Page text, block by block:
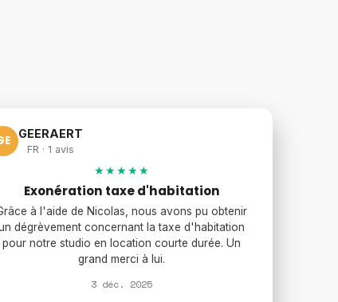
GEERAERT
FR · 1 avis
★★★★★
Exonération taxe d'habitation
à l'aide de Nicolas, nous avons pu obtenir
dégrèvement concernant la taxe d'habitation
pour notre studio en location courte durée. Un
grand merci à lui.
3 déc. 2025